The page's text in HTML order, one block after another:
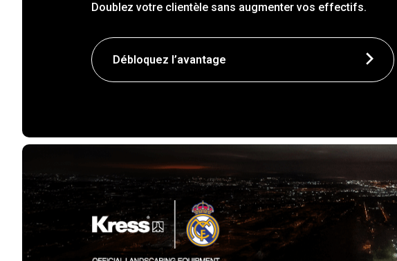
Doublez votre clientèle sans augmenter vos effectifs.
Débloquez l’avantage